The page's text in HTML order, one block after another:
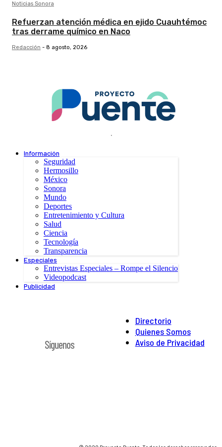
Noticias Sonora
Refuerzan atención médica en ejido Cuauhtémoc
tras derrame químico en Naco
Redacción - 8 agosto, 2026
.
Información
Seguridad
Hermosillo
México
Sonora
Mundo
Deportes
Entretenimiento y Cultura
Salud
Ciencia
Tecnología
Transparencia
Especiales
Entrevistas Especiales – Rompe el Silencio
Videopodcast
Publicidad
Directorio
Quienes Somos
Aviso de Privacidad
Síguenos